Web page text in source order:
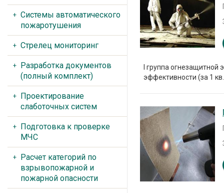
I группа огнезащитной
эффективности (за 1
Системы автоматического
пожаротушения
Стрелец мониторинг
Разработка документов
(полный комплект)
Проектирование
слаботочных систем
Подготовка к проверке
МЧС
Расчет категорий по
взрывопожарной и
пожарной опасности